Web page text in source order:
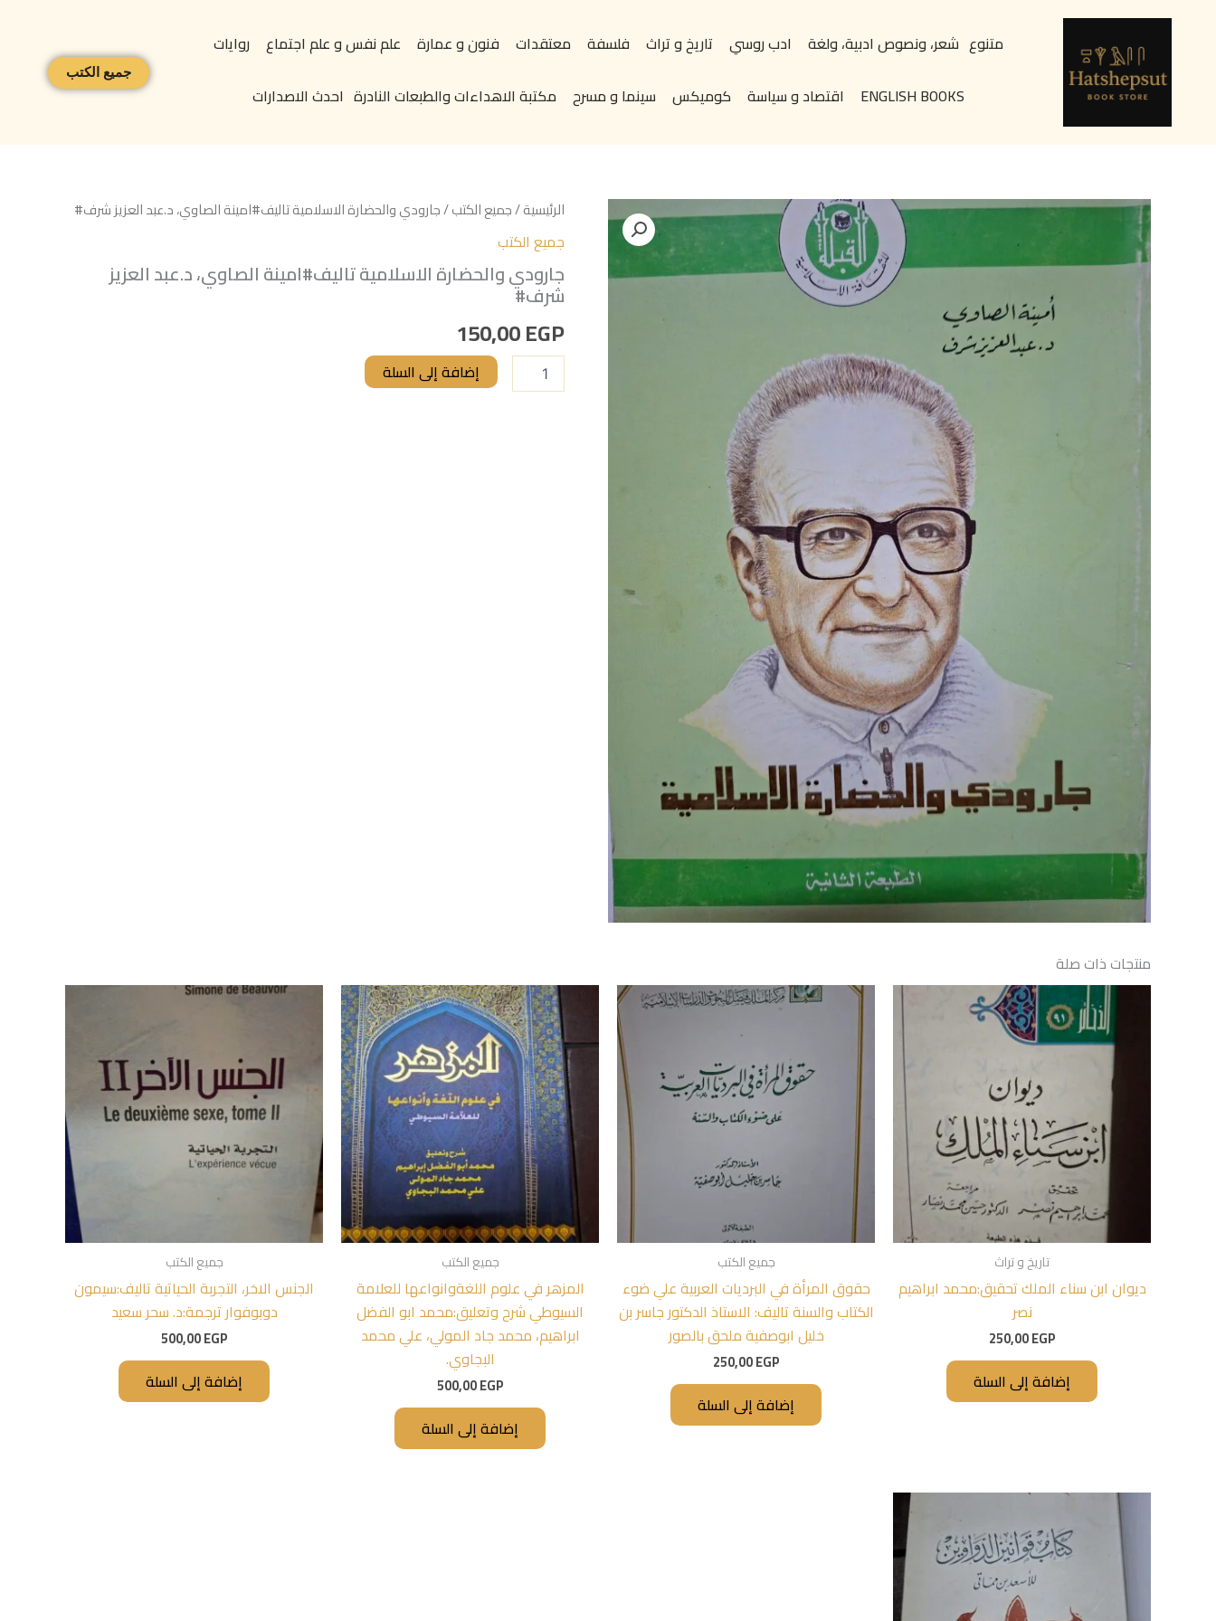
content
متنوع شعر، ونصوص ادبية، ولغة ادب روسي تاريخ و تراث فلسفة معتقدات فنون و عمارة علم نفس و علم اجتماع
روايات
ENGLISH BOOKS
اقتصاد و سياسة كوميكس سينما و مسرح مكتبة الاهداءات والطبعات النادرة احدث الاصدارات
جميع الكتب
الرئيسية/جميع الكتب/ جارودي والحضارة الاسلامية تاليف#امينة الصاوي، د.عبد العزيز شرف#
جميع الكتب
جارودي والحضارة الاسلامية تاليف#امينة الصاوي، د.عبد العزيز
شرف#
150,00EGP
كمية
جارودي
والحضارة
تاليف#امينة
الصاوي،
العزيز
شرف#
إضافة إلى السلة
منتجات ذات صلة
تاريخ و تراث
ديوان ابن سناء الملك تحقيق:محمد ابراهيم
نصر
250,00EGP
إضافة إلى السلة
جميع الكتب
حقوق المرأة في البرديات العربية علي ضوء
الكتاب والسنة تاليف: الاستاذ الدكتور جاسر بن
خليل ابوصفية ملحق بالصور
250,00EGP
إضافة إلى السلة
جميع الكتب
المزهر في علوم اللغةوانواعها للعلامة
السيوطي شرح وتعليق:محمد ابو الفضل
ابراهيم، محمد جاد المولي، علي محمد
البجاوي.
500,00EGP
إضافة إلى السلة
جميع الكتب
الجنس الاخر، التجربة الحياتية تاليف:سيمون
دوبوفوار ترجمة:د. سحر سعيد
500,00EGP
إضافة إلى السلة